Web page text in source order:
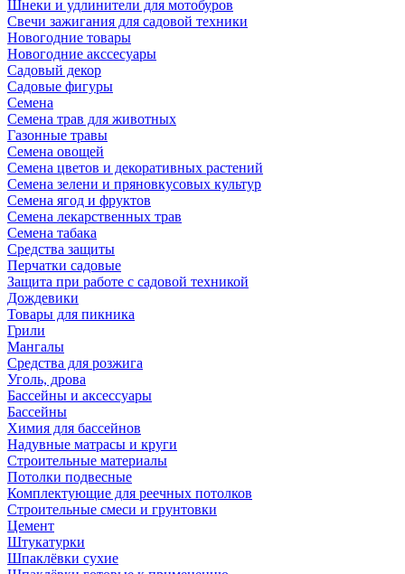
Шнеки и удлинители для мотобуров
Свечи зажигания для садовой техники
Новогодние товары
Новогодние акссесуары
Садовый декор
Садовые фигуры
Семена
Семена трав для животных
Газонные травы
Семена овощей
Семена цветов и декоративных растений
Семена зелени и пряновкусовых культур
Семена ягод и фруктов
Семена лекарственных трав
Семена табака
Средства защиты
Перчатки садовые
Защита при работе с садовой техникой
Дождевики
Товары для пикника
Грили
Мангалы
Средства для розжига
Уголь, дрова
Бассейны и аксессуары
Бассейны
Химия для бассейнов
Надувные матрасы и круги
Строительные материалы
Потолки подвесные
Комплектующие для реечных потолков
Строительные смеси и грунтовки
Цемент
Штукатурки
Шпаклёвки сухие